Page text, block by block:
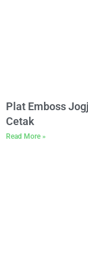
Plat Emboss
Cetak
Read More »